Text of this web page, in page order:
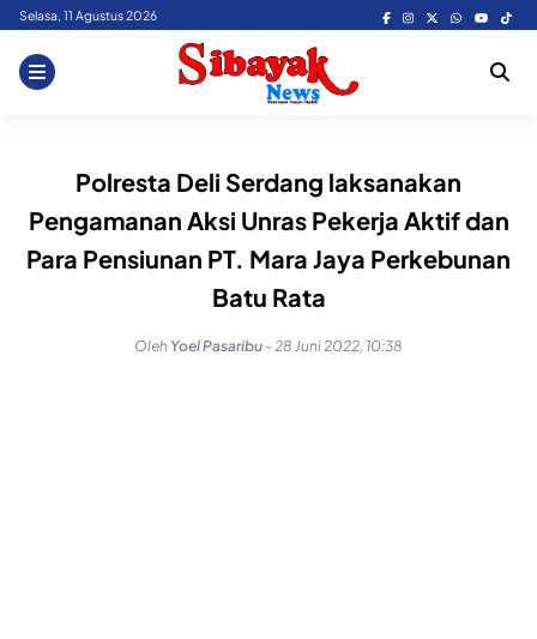
Skip
content
Selasa, 11 Agustus 2026
Polresta Deli Serdang laksanakan
Pengamanan Aksi Unras Pekerja Aktif dan
Para Pensiunan PT. Mara Jaya Perkebunan
Batu Rata
Oleh Yoel Pasaribu - 28 Juni 2022, 10:38